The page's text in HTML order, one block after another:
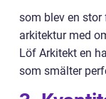
som blev en stor
arkitektur med
Löf Arkitekt en
som smälter